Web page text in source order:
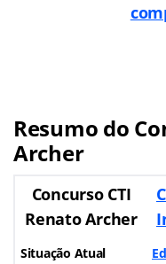
Resumo do
Archer
Concurso CTI
Renato Archer
Situação Atual